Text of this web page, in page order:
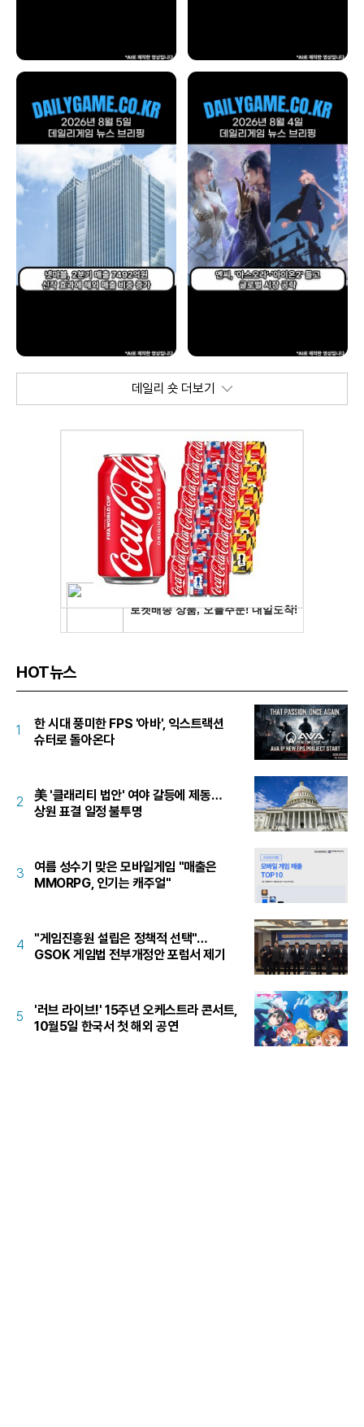
데일리 숏 더보기
HOT뉴스
1
한 시대 풍미한 FPS '아바', 익스트랙션
슈터로 돌아온다
2
美 '클래리티 법안' 여야 갈등에 제동…
상원 표결 일정 불투명
3
여름 성수기 맞은 모바일게임 "매출은
MMORPG, 인기는 캐주얼"
4
"게임진흥원 설립은 정책적 선택"…
GSOK 게임법 전부개정안 포럼서 제기
5
'러브 라이브!' 15주년 오케스트라 콘서트,
10월5일 한국서 첫 해외 공연